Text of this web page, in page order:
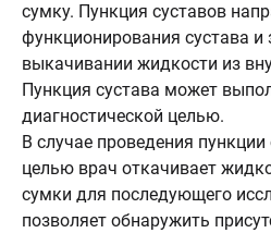
сумку. Пункция суставов
функционирования сустава и
выкачивании жидкости из
Пункция сустава может
диагностической целью.
В случае проведения пункции
целью врач откачивает
сумки для последующего
позволяет обнаружить